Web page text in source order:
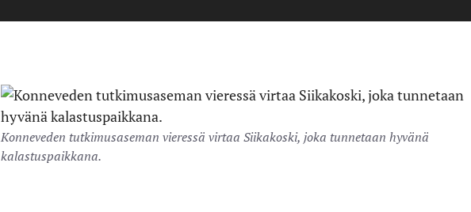
Konneveden tutkimusaseman vieressä virtaa Siikakoski, joka tunnetaan hyvänä
kalastuspaikkana.